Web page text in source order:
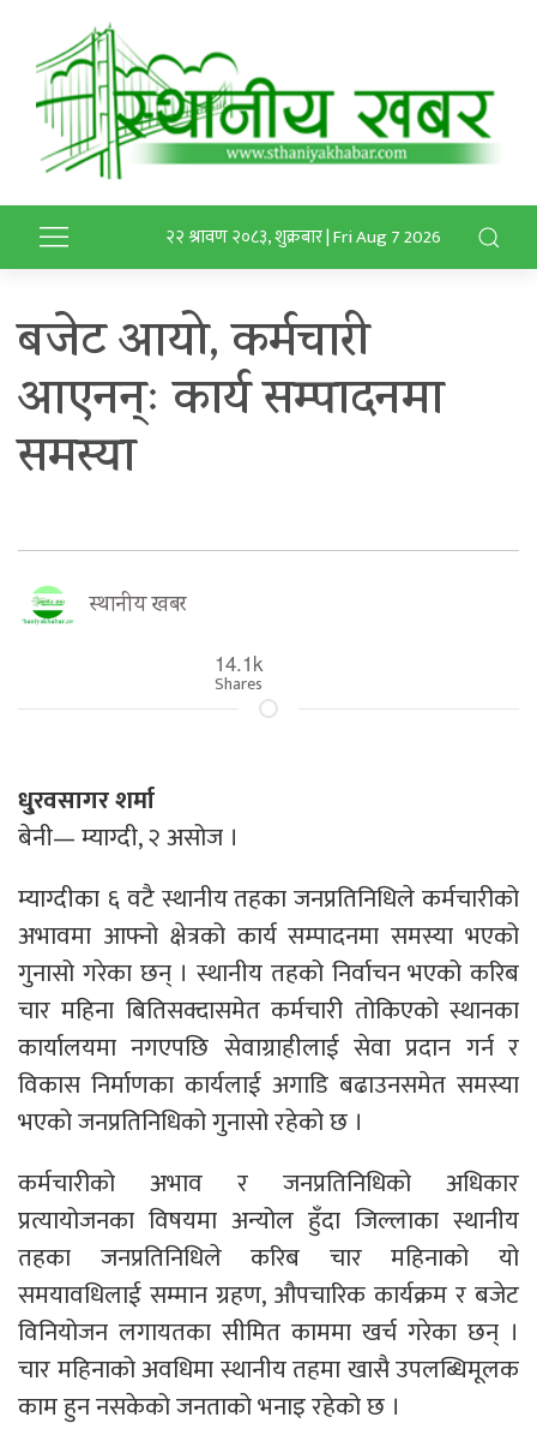
२२ श्रावण २०८३, शुक्रबार | Fri Aug 7 2026
बजेट आयो, कर्मचारी
आएनन्ः कार्य सम्पादनमा
समस्या
स्थानीय खबर
14.1k
Shares
धु्रवसागर शर्मा
बेनी— म्याग्दी, २ असोज ।
म्याग्दीका ६ वटै स्थानीय तहका जनप्रतिनिधिले कर्मचारीको
अभावमा आफ्नो क्षेत्रको कार्य सम्पादनमा समस्या भएको
गुनासो गरेका छन् । स्थानीय तहको निर्वाचन भएको करिब
चार महिना बितिसक्दासमेत कर्मचारी तोकिएको स्थानका
कार्यालयमा नगएपछि सेवाग्राहीलाई सेवा प्रदान गर्न र
विकास निर्माणका कार्यलाई अगाडि बढाउनसमेत समस्या
भएको जनप्रतिनिधिको गुनासो रहेको छ ।
कर्मचारीको अभाव र जनप्रतिनिधिको अधिकार
प्रत्यायोजनका विषयमा अन्योल हुँदा जिल्लाका स्थानीय
तहका जनप्रतिनिधिले करिब चार महिनाको यो
समयावधिलाई सम्मान ग्रहण, औपचारिक कार्यक्रम र बजेट
विनियोजन लगायतका सीमित काममा खर्च गरेका छन् ।
चार महिनाको अवधिमा स्थानीय तहमा खासै उपलब्धिमूलक
काम हुन नसकेको जनताको भनाइ रहेको छ ।